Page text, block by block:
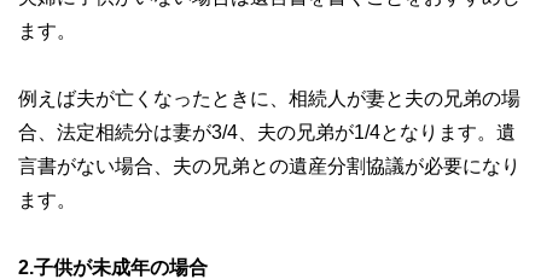
ます。
例えば夫が亡くなったときに、相続人が妻と夫の兄弟の場
合、法定相続分は妻が3/4、夫の兄弟が1/4となります。遺
言書がない場合、夫の兄弟との遺産分割協議が必要になり
ます。
2.子供が未成年の場合